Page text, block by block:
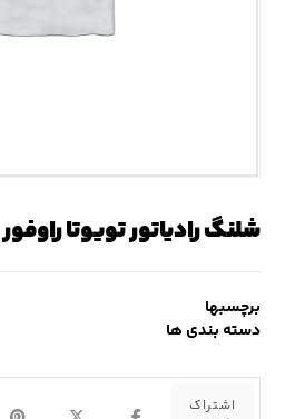
شلنگ رادیاتور تویوتا راوفور
برچسبها
دسته بندی ها